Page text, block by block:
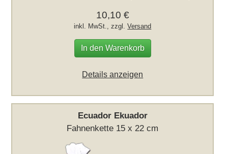
10,10 €
inkl. MwSt., zzgl.Versand
In den Warenkorb
Details anzeigen
Ecuador Ekuador
Fahnenkette 15 x 22 cm